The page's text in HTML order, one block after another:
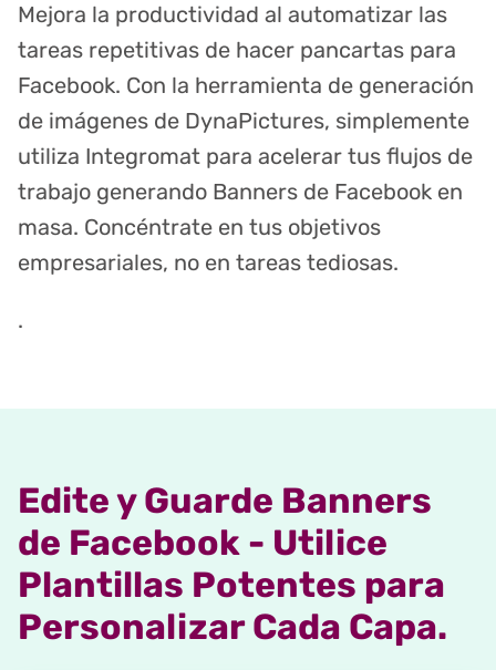
Mejora la productividad al automatizar las
tareas repetitivas de hacer pancartas para
Facebook. Con la herramienta de generación
de imágenes de DynaPictures, simplemente
utiliza Integromat para acelerar tus flujos de
trabajo generando Banners de Facebook en
masa. Concéntrate en tus objetivos
empresariales, no en tareas tediosas.
.
Edite y Guarde Banners
de Facebook - Utilice
Plantillas Potentes para
Personalizar Cada Capa.